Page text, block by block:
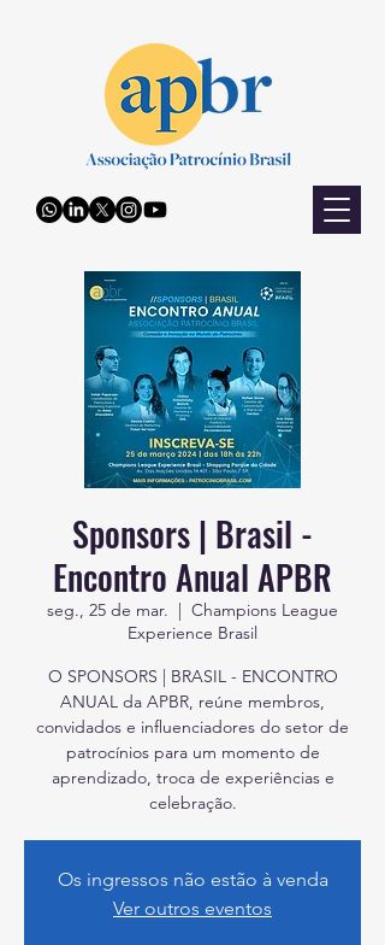
Sponsors | Brasil -
Encontro Anual APBR
seg., 25 de mar.
  |
Champions League
Experience Brasil
O SPONSORS | BRASIL - ENCONTRO
ANUAL da APBR, reúne membros,
convidados e inﬂuenciadores do setor de
patrocínios para um momento de
aprendizado, troca de experiências e
celebração.
Os ingressos não estão à venda
Ver outros eventos